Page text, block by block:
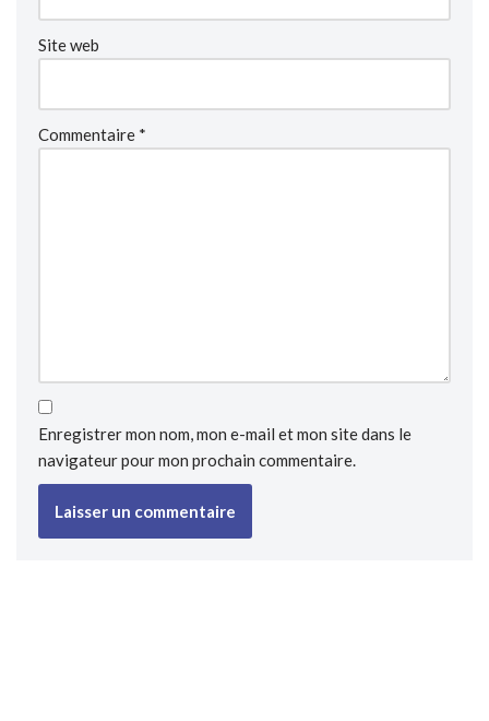
Site web
Commentaire *
Enregistrer mon nom, mon e-mail et mon site dans le
navigateur pour mon prochain commentaire.